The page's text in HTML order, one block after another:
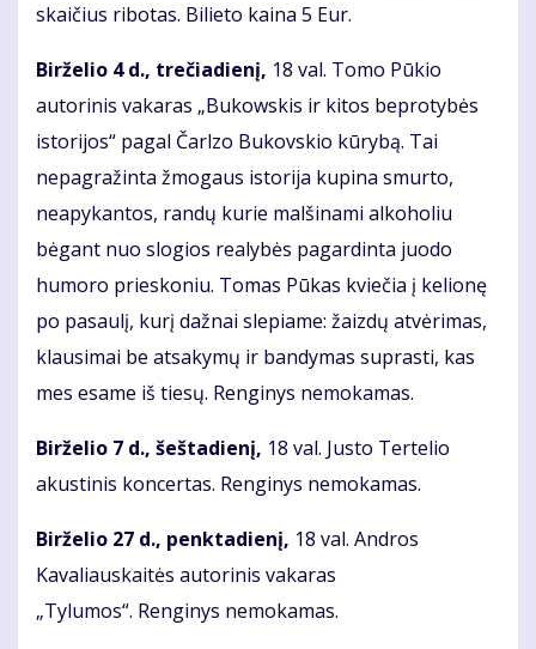
skaičius ribotas. Bilieto kaina 5 Eur.
Birželio 4 d., trečiadienį, 18 val. Tomo Pūkio
autorinis vakaras „Bukowskis ir kitos beprotybės
istorijos“ pagal Čarlzo Bukovskio kūrybą. Tai
nepagražinta žmogaus istorija kupina smurto,
neapykantos, randų kurie malšinami alkoholiu
bėgant nuo slogios realybės pagardinta juodo
humoro prieskoniu. Tomas Pūkas kviečia į kelionę
po pasaulį, kurį dažnai slepiame: žaizdų atvėrimas,
klausimai be atsakymų ir bandymas suprasti, kas
mes esame iš tiesų. Renginys nemokamas.
Birželio 7 d., šeštadienį, 18 val. Justo Tertelio
akustinis koncertas. Renginys nemokamas.
Birželio 27 d., penktadienį, 18 val. Andros
Kavaliauskaitės autorinis vakaras
„Tylumos“. Renginys nemokamas.